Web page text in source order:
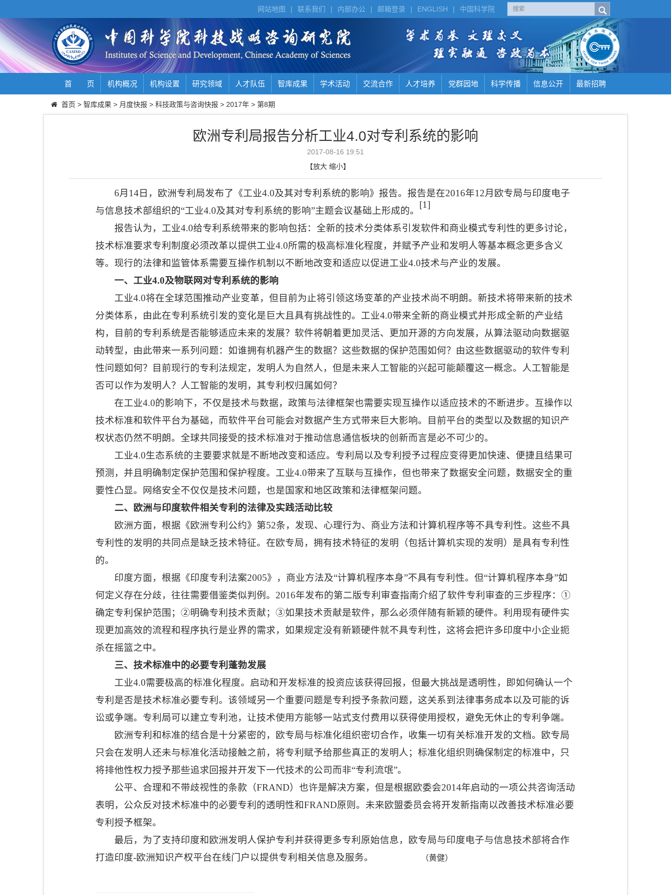
中国科学院
|
ENGLISH
|
邮箱登录
|
内部办公
|
联系我们
|
网站地图
首 页 机构概况 机构设置 研究领域 人才队伍 智库成果 学术活动 交流合作 人才培养 党群园地 科学传播 信息公开 最新招聘
首页 > 智库成果 > 月度快报 > 科技政策与咨询快报 > 2017年 > 第8期
欧洲专利局报告分析工业4.0对专利系统的影响
2017-08-16 19:51
【放大 缩小】
6月 14日，欧洲专利局发布了《工业4.0及其对专利系统的影响》报告。报告是在2016年12月欧专局与印度电子
与信息技术部组织的“工业4.0及其对专利系统的影响”主题会议基础上形成的。
[1]
报告认为，工业4.0给专利系统带来的影响包括：全新的技术分类体系引发软件和商业模式专利性的更多讨论，
技术标准要求专利制度必须改革以提供工业4.0所需的极高标准化程度，并赋予产业和发明人等基本概念更多含义
等。现行的法律和监管体系需要互操作机制以不断地改变和适应以促进工业4.0技术与产业的发展。
一、工业4.0及物联网对专利系统的影响
工业4.0将在全球范围推动产业变革，但目前为止将引领这场变革的产业技术尚不明朗。新技术将带来新的技术
分类体系，由此在专利系统引发的变化是巨大且具有挑战性的。工业4.0带来全新的商业模式并形成全新的产业结
构，目前的专利系统是否能够适应未来的发展？软件将朝着更加灵活、更加开源的方向发展，从算法驱动向数据驱
动转型，由此带来一系列问题：如谁拥有机器产生的数据？这些数据的保护范围如何？由这些数据驱动的软件专利
性问题如何？目前现行的专利法规定，发明人为自然人，但是未来人工智能的兴起可能颠覆这一概念。人工智能是
否可以作为发明人？人工智能的发明，其专利权归属如何？
在工业4.0的影响下，不仅是技术与数据，政策与法律框架也需要实现互操作以适应技术的不断进步。互操作以
技术标准和软件平台为基础，而软件平台可能会对数据产生方式带来巨大影响。目前平台的类型以及数据的知识产
权状态仍然不明朗。全球共同接受的技术标准对于推动信息通信板块的创新而言是必不可少的。
工业4.0生态系统的主要要求就是不断地改变和适应。专利局以及专利授予过程应变得更加快速、便捷且结果可
预测，并且明确制定保护范围和保护程度。工业4.0带来了互联与互操作，但也带来了数据安全问题，数据安全的重
要性凸显。网络安全不仅仅是技术问题，也是国家和地区政策和法律框架问题。
二、欧洲与印度软件相关专利的法律及实践活动比较
欧洲方面，根据《欧洲专利公约》第52条，发现、心理行为、商业方法和计算机程序等不具专利性。这些不具
专利性的发明的共同点是缺乏技术特征。在欧专局，拥有技术特征的发明（包括计算机实现的发明）是具有专利性
的。
印度方面，根据《印度专利法案2005》，商业方法及“计算机程序本身”不具有专利性。但“计算机程序本身”如
何定义存在分歧，往往需要借鉴类似判例。 2016年发布的第二版专利审查指南介绍了软件专利审查的三步程序：①
确定专利保护范围；②明确专利技术贡献；③如果技术贡献是软件，那么必须伴随有新颖的硬件。利用现有硬件实
现更加高效的流程和程序执行是业界的需求，如果规定没有新颖硬件就不具专利性，这将会把许多印度中小企业扼
杀在摇篮之中。
三、技术标准中的必要专利蓬勃发展
工业4.0需要极高的标准化程度。启动和开发标准的投资应该获得回报，但最大挑战是透明性，即如何确认一个
专利是否是技术标准必要专利。该领域另一个重要问题是专利授予条款问题，这关系到法律事务成本以及可能的诉
讼或争端。专利局可以建立专利池，让技术使用方能够一站式支付费用以获得使用授权，避免无休止的专利争端。
欧洲专利和标准的结合是十分紧密的，欧专局与标准化组织密切合作，收集一切有关标准开发的文档。欧专局
只会在发明人还未与标准化活动接触之前，将专利赋予给那些真正的发明人；标准化组织则确保制定的标准中，只
将排他性权力授予那些追求回报并开发下一代技术的公司而非“专利流氓”。
公平、合理和不带歧视性的条款（FRAND）也许是解决方案，但是根据欧委会2014年启动的一项公共咨询活动
表明，公众反对技术标准中的必要专利的透明性和FRAND原则。未来欧盟委员会将开发新指南以改善技术标准必要
专利授予框架。
最后，为了支持印度和欧洲发明人保护专利并获得更多专利原始信息，欧专局与印度电子与信息技术部将合作
打造印度-欧洲知识产权平台在线门户以提供专利相关信息及服务。 （黄健）